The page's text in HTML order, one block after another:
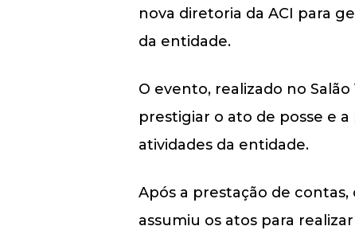
nova diretoria da ACI para
da entidade.
O evento, realizado no
prestigiar o ato de posse e
atividades da entidade.
Após a prestação de
assumiu os atos para